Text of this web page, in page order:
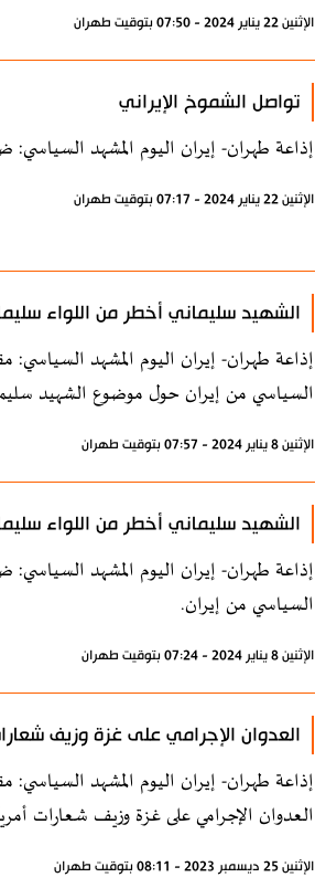
الإثنين 22 يناير 2024 - 07:50 بتوقيت طهران
تواصل الشموخ الإيراني
إذاعة طهران- إيران اليوم المشهد
الإثنين 22 يناير 2024 - 07:17 بتوقيت طهران
الشهيد سليماني أخطر من اللواء
إذاعة طهران- إيران اليوم المشهد السياسي:
السياسي من إيران حول موضوع الشهيد
الإثنين 8 يناير 2024 - 07:57 بتوقيت طهران
الشهيد سليماني أخطر من اللواء
إذاعة طهران- إيران اليوم المشهد
السياسي من إيران.
الإثنين 8 يناير 2024 - 07:24 بتوقيت طهران
العدوان الإجرامي على غزة وزيف
إذاعة طهران- إيران اليوم المشهد
العدوان الإجرامي على غزة وزيف شعارات
الإثنين 25 ديسمبر 2023 - 08:11 بتوقيت طهران